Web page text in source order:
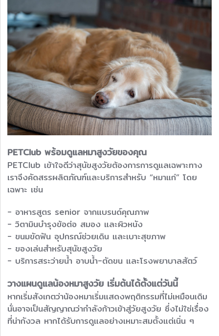
PETClub พร้อมดูแลหมาสูงวัยของคุณ
PETClub เข้าใจดีว่าสุนัขสูงวัยต้องการการดูแลเฉพาะทาง
เราจึงคัดสรรผลิตภัณฑ์และบริการสำหรับ “หมาแก่” โดย
เฉพาะ เช่น
- อาหารสูตร senior จากแบรนด์คุณภาพ
- วิตามินบำรุงข้อต่อ สมอง และผิวหนัง
- ขนมขัดฟัน อุปกรณ์ช่วยเดิน และเบาะสุขภาพ
- ของเล่นสำหรับสุนัขสูงวัย
- บริการสระว่ายน้ำ อาบน้ำ-ตัดขน และโรงพยาบาลสัตว์
วางแผนดูแลน้องหมาสูงวัย เริ่มต้นได้ตั้งแต่วันนี้
หากเริ่มสังเกตว่าน้องหมาเริ่มแสดงพฤติกรรมที่ไม่เหมือนเดิม
นั่นอาจเป็นสัญญาณว่ากำลังก้าวเข้าสู่วัยสูงวัย ซึ่งไม่ใช่เรื่อง
ที่น่ากังวล หากได้รับการดูแลอย่างเหมาะสมตั้งแต่เนิ่น ๆ